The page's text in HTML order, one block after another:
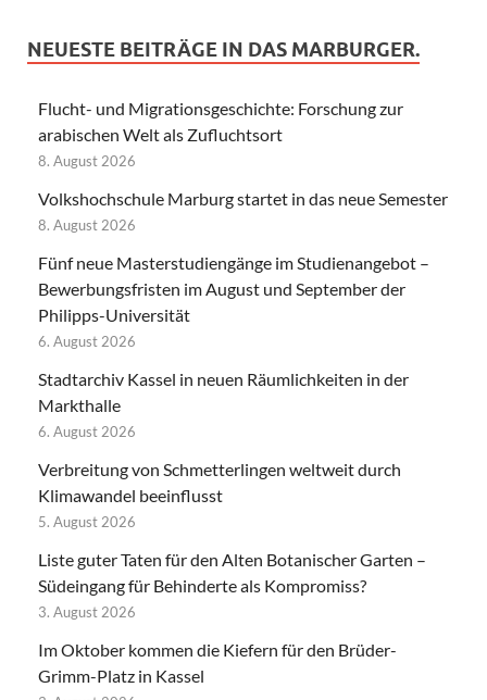
NEUESTE BEITRÄGE IN DAS MARBURGER.
Flucht- und Migrationsgeschichte: Forschung zur
arabischen Welt als Zufluchtsort
8. August 2026
Volkshochschule Marburg startet in das neue Semester
8. August 2026
Fünf neue Masterstudiengänge im Studienangebot –
Bewerbungsfristen im August und September der
Philipps-Universität
6. August 2026
Stadtarchiv Kassel in neuen Räumlichkeiten in der
Markthalle
6. August 2026
Verbreitung von Schmetterlingen weltweit durch
Klimawandel beeinflusst
5. August 2026
Liste guter Taten für den Alten Botanischer Garten –
Südeingang für Behinderte als Kompromiss?
3. August 2026
Im Oktober kommen die Kiefern für den Brüder-
Grimm-Platz in Kassel